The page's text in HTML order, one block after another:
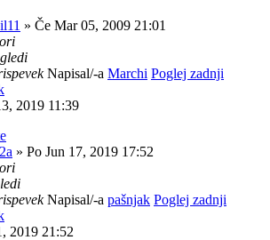
» Če Mar 05, 2009 21:01
Napisal/-a Marchi Poglej zadnji
2019 11:39
» Po Jun 17, 2019 17:52
Napisal/-a pašnjak Poglej zadnji
2019 21:52